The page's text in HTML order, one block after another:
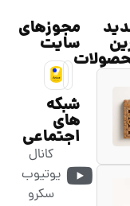
مجوزهای
سایت
شبکه
های
اجتماعی
کانال
یوتیوب
سکرو